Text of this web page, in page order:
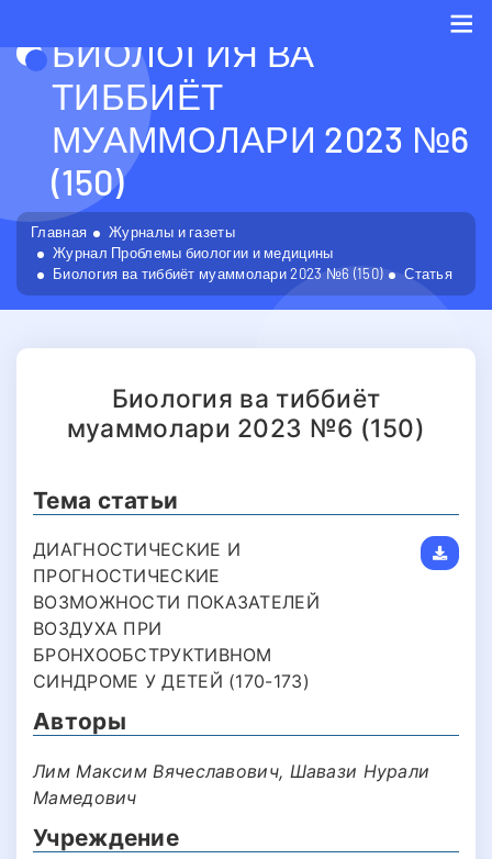
БИОЛОГИЯ ВА
ТИББИЁТ
МУАММОЛАРИ 2023 №6
(150)
Главная
Журналы и газеты
Журнал Проблемы биологии и медицины
Биология ва тиббиёт муаммолари 2023 №6 (150)
Статья
Биология ва тиббиёт
муаммолари 2023 №6 (150)
Тема статьи
ДИАГНОСТИЧЕСКИЕ И
ПРОГНОСТИЧЕСКИЕ
ВОЗМОЖНОСТИ ПОКАЗАТЕЛЕЙ
ВОЗДУХА ПРИ
БРОНХООБСТРУКТИВНОМ
СИНДРОМЕ У ДЕТЕЙ (170-173)
Авторы
Лим Максим Вячеславович, Шавази Нурали
Мамедович
Учреждение